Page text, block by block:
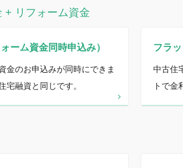
+ リフォーム資金
ーム資金同時申込み）
金のお申込みが同時にできま
宅融資と同じです。
フラ
中古住
トで金